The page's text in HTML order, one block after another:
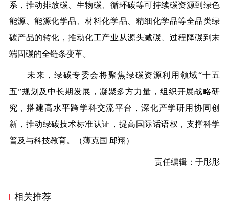
系，推动排放碳、生物碳、循环碳等可持续碳资源到绿色
能源、能源化学品、材料化学品、精细化学品等全品类绿
碳产品的转化，推动化工产业从源头减碳、过程降碳到末
端固碳的全链条变革。
未来，绿碳专委会将聚焦绿碳资源利用领域“十五
五”规划及中长期发展，凝聚多方力量，组织开展战略研
究，搭建高水平跨学科交流平台，深化产学研用协同创
新，推动绿碳技术标准认证，提高国际话语权，支撑科学
普及与科技教育。（薄克国 邱翔）
责任编辑：于彤彤
相关推荐